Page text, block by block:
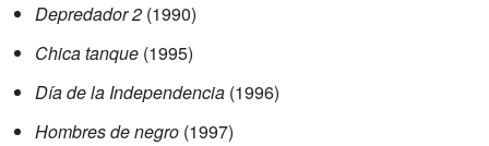
Depredador 2 (1990)
Chica tanque (1995)
Día de la Independencia (1996)
Hombres de negro (1997)